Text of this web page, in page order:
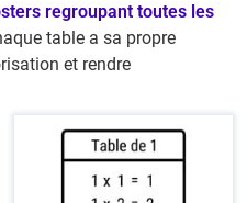
regroupant toutes les
table a sa propre
et rendre